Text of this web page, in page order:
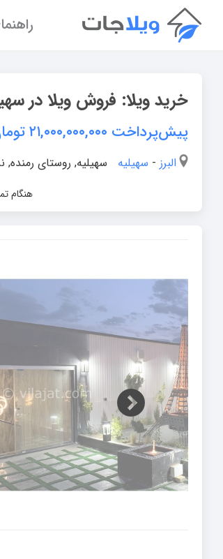
خرید ویلا: فروش ویلا در
پیش‌پرداخت ۲۱,۰۰۰,۰۰۰,۰۰۰
البرز - سهیلیه سهیلیه, روستای رمنده,
هنگام